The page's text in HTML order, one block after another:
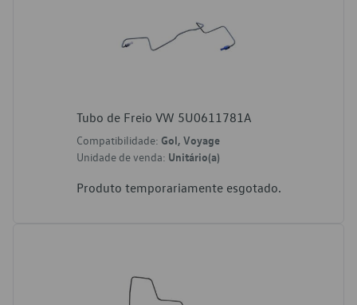
Tubo de Freio VW 5U0611781A
Compatibilidade: Gol, Voyage
Unidade de venda: Unitário(a)
Produto temporariamente esgotado.